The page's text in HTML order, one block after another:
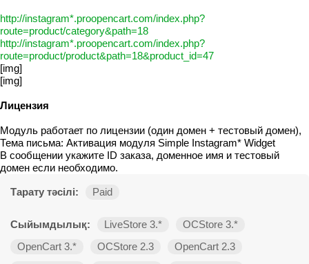
http://instagram*.proopencart.com/index.php?
route=product/category&path=18
http://instagram*.proopencart.com/index.php?
route=product/product&path=18&product_id=47
[img]
[img]
Лицензия
Модуль работает по лицензии (один домен + тестовый домен),
Тема письма: Активация модуля Simple Instagram* Widget
В сообщении укажите ID заказа, доменное имя и тестовый
домен если необходимо.
Тарату тәсілі: Paid
Сыйымдылық: LiveStore 3.*
OCStore 3.*
OpenCart 3.*
OCStore 2.3
OpenCart 2.3